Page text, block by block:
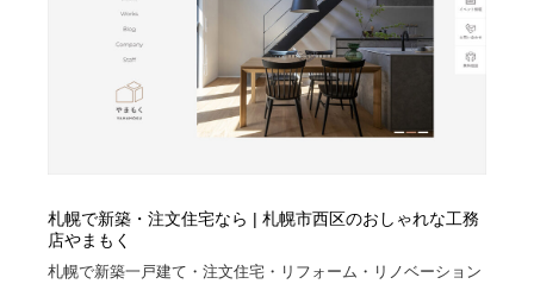
札幌で新築・注文住宅なら | 札幌市西区のおしゃれな工務
店やまもく
札幌で新築一戸建て・注文住宅・リフォーム・リノベーション